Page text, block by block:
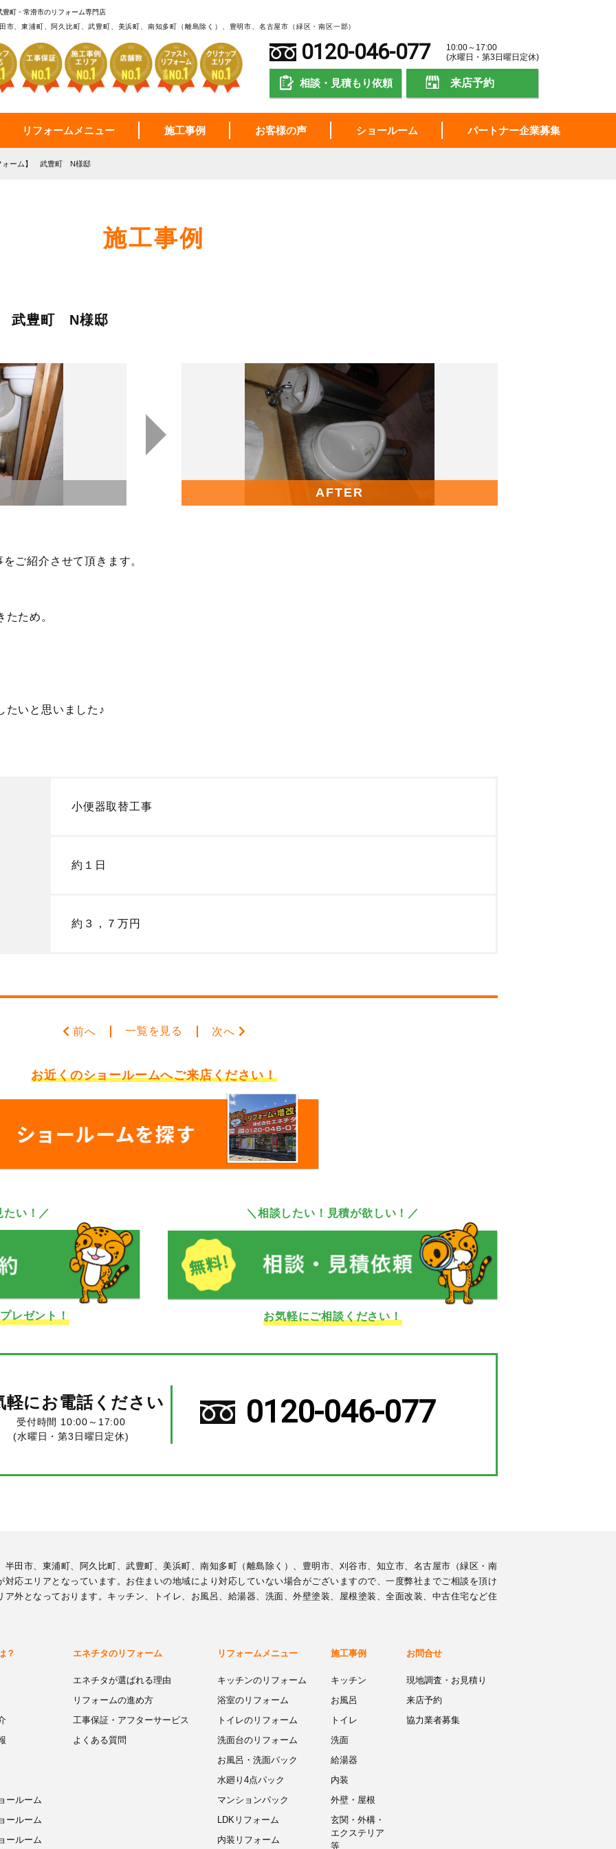
町・常滑市のリフォーム専門店
、東浦町、阿久比町、武豊町、美浜町、南知多町（離島除く）、豊明市、名古屋市（緑区・南区一部）
0120-046-077
10:00～17:00
(水曜日・第3日曜日定休)
相談・見積もり依頼 来店予約
リフォームメニュー 施工事例 お客様の声 ショールーム パートナー企業募集
ォーム】 武豊町 N様邸
施工事例
武豊町 N様邸
AFTER
ご紹介させて頂きます。
ため。
たいと思いました♪
小便器取替工事
約１日
約３，７万円
前へ 一覧を見る 次へ
お近くのショールームへご来店ください！
たい！／
レゼント！
＼相談したい！見積が欲しい！／
お気軽にご相談ください！
軽にお電話ください
受付時間 10:00～17:00
(水曜日・第3日曜日定休)
0120-046-077
田市、東浦町、阿久比町、武豊町、美浜町、南知多町（離島除く）、豊明市、刈谷市、知立市、名古屋市（緑区・南
応エリアとなっています。お住まいの地域により対応していない場合がございますので、一度弊社までご相談を頂け
外となっております。キッチン、トイレ、お風呂、給湯器、洗面、外壁塗装、屋根塗装、全面改装、中古住宅など住
？
ールーム
ールーム
ールーム
エネチタのリフォーム
エネチタが選ばれる理由
リフォームの進め方
工事保証・アフターサービス
よくある質問
リフォームメニュー
キッチンのリフォーム
浴室のリフォーム
トイレのリフォーム
洗面台のリフォーム
お風呂・洗面パック
水廻り4点パック
マンションパック
LDKリフォーム
内装リフォーム
施工事例
キッチン
お風呂
トイレ
洗面
給湯器
内装
外壁・屋根
玄関・外構・
エクステリア
等
お問合せ
現地調査・お見積り
来店予約
協力業者募集